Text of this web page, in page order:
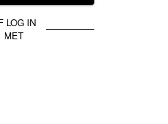
LOG IN
MET